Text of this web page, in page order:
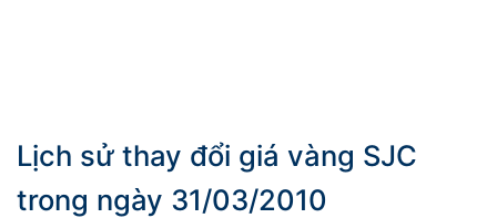
Lịch sử thay đổi giá vàng SJC
trong ngày 31/03/2010